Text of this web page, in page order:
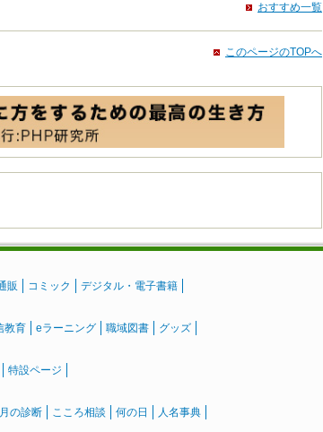
おすすめ一覧
このページのTOPへ
販 コミック デジタル・電子書籍
教育 eラーニング 職域図書 グッズ
特設ページ
の診断 こころ相談 何の日 人名事典